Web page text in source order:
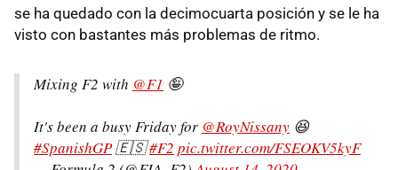
se ha quedado con la decimocuarta posición y se le ha
visto con bastantes más problemas de ritmo.
Mixing F2 with @F1 🤪
It's been a busy Friday for @RoyNissany 😆
#SpanishGP🇪🇸#F2 pic.twitter.com/FSEOKV5kyF